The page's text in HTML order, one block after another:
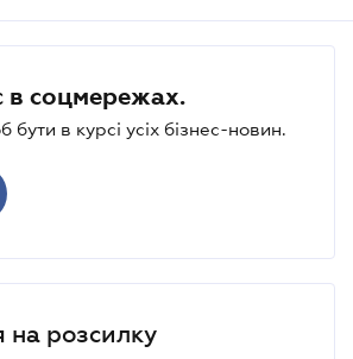
в соцмережах.
бути в курсі усіх бізнес-новин.
на розсилку